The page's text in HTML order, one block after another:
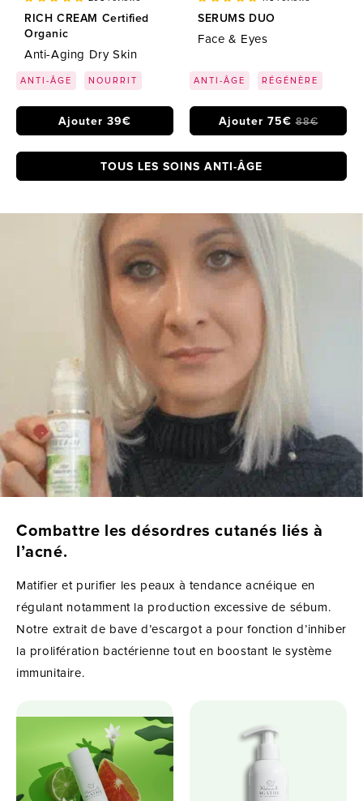
RICH CREAM Certified
Organic
Anti-Aging Dry Skin
ANTI-ÂGE NOURRIT
Ajouter 39€
SERUMS DUO
Face & Eyes
ANTI-ÂGE RÉGÉNÈRE
Ajouter 75€88€
TOUS LES SOINS ANTI-ÂGE
Combattre les désordres cutanés liés à
l’acné.
Matifier et purifier les peaux à tendance acnéique en
régulant notamment la production excessive de sébum.
Notre extrait de bave d’escargot a pour fonction d’inhiber
la prolifération bactérienne tout en boostant le système
immunitaire.